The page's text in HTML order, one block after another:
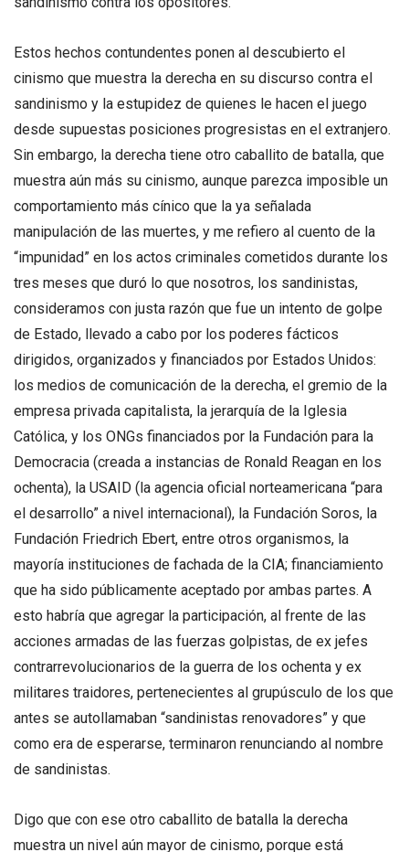
Estos hechos contundentes ponen al descubierto el
cinismo que muestra la derecha en su discurso contra el
sandinismo y la estupidez de quienes le hacen el juego
desde supuestas posiciones progresistas en el extranjero.
Sin embargo, la derecha tiene otro caballito de batalla, que
muestra aún más su cinismo, aunque parezca imposible un
comportamiento más cínico que la ya señalada
manipulación de las muertes, y me refiero al cuento de la
“impunidad” en los actos criminales cometidos durante los
tres meses que duró lo que nosotros, los sandinistas,
consideramos con justa razón que fue un intento de golpe
de Estado, llevado a cabo por los poderes fácticos
dirigidos, organizados y financiados por Estados Unidos:
los medios de comunicación de la derecha, el gremio de la
empresa privada capitalista, la jerarquía de la Iglesia
Católica, y los ONGs financiados por la Fundación para la
Democracia (creada a instancias de Ronald Reagan en los
ochenta), la USAID (la agencia oficial norteamericana “para
el desarrollo” a nivel internacional), la Fundación Soros, la
Fundación Friedrich Ebert, entre otros organismos, la
mayoría instituciones de fachada de la CIA; financiamiento
que ha sido públicamente aceptado por ambas partes. A
esto habría que agregar la participación, al frente de las
acciones armadas de las fuerzas golpistas, de ex jefes
contrarrevolucionarios de la guerra de los ochenta y ex
militares traidores, pertenecientes al grupúsculo de los que
antes se autollamaban “sandinistas renovadores” y que
como era de esperarse, terminaron renunciando al nombre
de sandinistas.
Digo que con ese otro caballito de batalla la derecha
muestra un nivel aún mayor de cinismo, porque está